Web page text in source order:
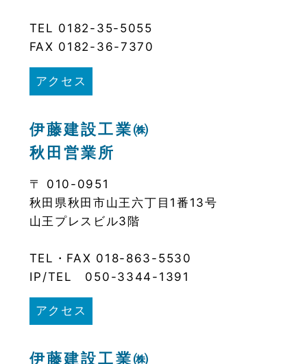
TEL 0182-35-5055
FAX 0182-36-7370
アクセス
伊藤建設工業㈱
秋田営業所
〒 010-0951
秋田県秋田市山王六丁目1番13号
山王プレスビル3階
TEL・FAX 018-863-5530
IP/TEL 050-3344-1391
アクセス
伊藤建設工業㈱